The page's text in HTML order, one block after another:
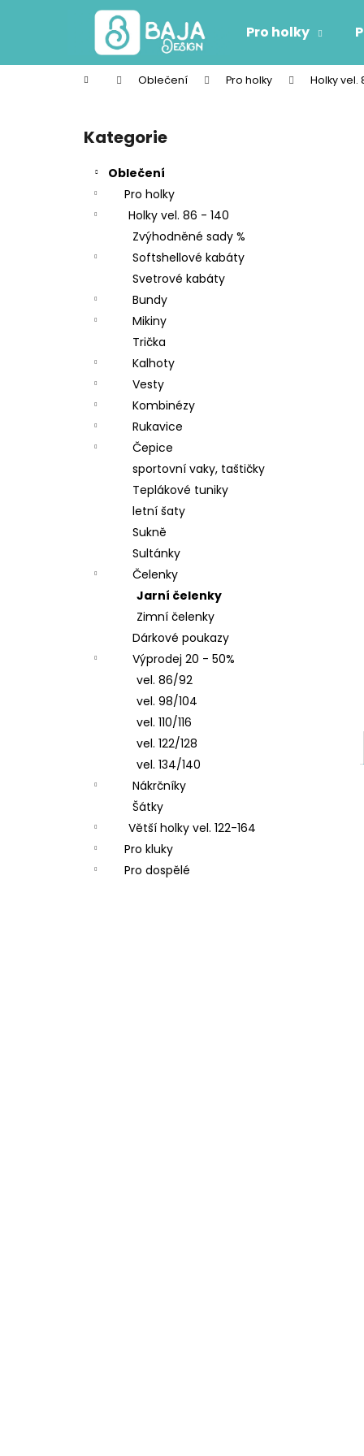
Pro holky
Domů Oblečení Pro holky Holky vel.
Přeskočit
kategorie
Kategorie
Oblečení
Pro holky
Holky vel. 86 - 140
Zvýhodněné sady %
Softshellové kabáty
Svetrové kabáty
Bundy
Mikiny
Trička
Kalhoty
Vesty
Kombinézy
Rukavice
Čepice
sportovní vaky, taštičky
Teplákové tuniky
letní šaty
Sukně
Sultánky
Čelenky
Jarní čelenky
Zimní čelenky
Dárkové poukazy
Výprodej 20 - 50%
vel. 86/92
vel. 98/104
vel. 110/116
vel. 122/128
vel. 134/140
Nákrčníky
Šátky
Větší holky vel. 122-164
Pro kluky
Pro dospělé
í
do
do
ČEPICE S OHRNUTÝM LEMEM, KOŇAK
290 Kč